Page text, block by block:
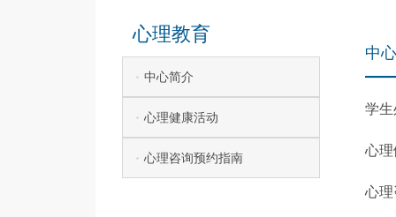
心理教育
中心简介
心理健康活动
心理咨询预约指南
中
学
心
心